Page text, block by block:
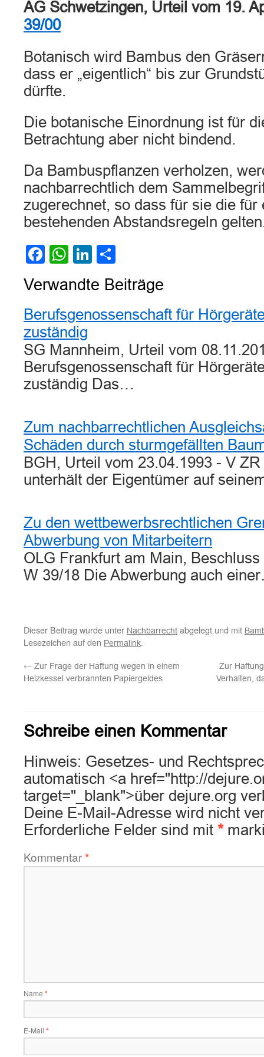
AG Schwetzingen, Urteil vom 19.
39/00
Botanisch wird Bambus den
dass er „eigentlich“ bis zur
dürfte.
Die botanische Einordnung ist für
Betrachtung aber nicht bindend.
Da Bambuspflanzen verholzen,
nachbarrechtlich dem
zugerechnet, so dass für sie die für
bestehenden Abstandsregeln
Facebook
WhatsApp
LinkedIn
Verwandte Beiträge
Berufsgenossenschaft für
zuständig
SG Mannheim, Urteil vom
Berufsgenossenschaft für
zuständig Das…
Zum nachbarrechtlichen
Schäden durch sturmgefällten
BGH, Urteil vom 23.04.1993 - V
unterhält der Eigentümer auf
Zu den wettbewerbsrechtlichen
Abwerbung von Mitarbeitern
OLG Frankfurt am Main,
W 39/18 Die Abwerbung auch
Dieser Beitrag wurde unter Nachbarrecht abgelegt und mit
Lesezeichen auf den Permalink.
← Zur Frage der Haftung wegen in einem
Heizkessel verbrannten Papiergeldes
Zur
Verhalten,
Schreibe einen Kommentar
Hinweis: Gesetzes- und
automatisch <a href="http://
target="_blank">über dejure.org
Deine E-Mail-Adresse wird nicht
Erforderliche Felder sind mit *
Kommentar*
Name *
E-Mail *